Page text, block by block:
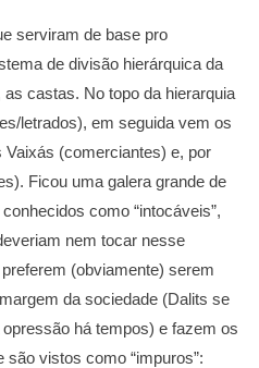
serviram de base pro
de divisão hierárquica da
castas. No topo da hierarquia
letrados), em seguida vem os
(comerciantes) e, por
Ficou uma galera grande de
como “intocáveis”,
nem tocar nesse
(obviamente) serem
da sociedade (Dalits se
há tempos) e fazem os
vistos como “impuros”: